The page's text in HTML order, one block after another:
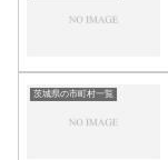
茨城県の市町村一覧